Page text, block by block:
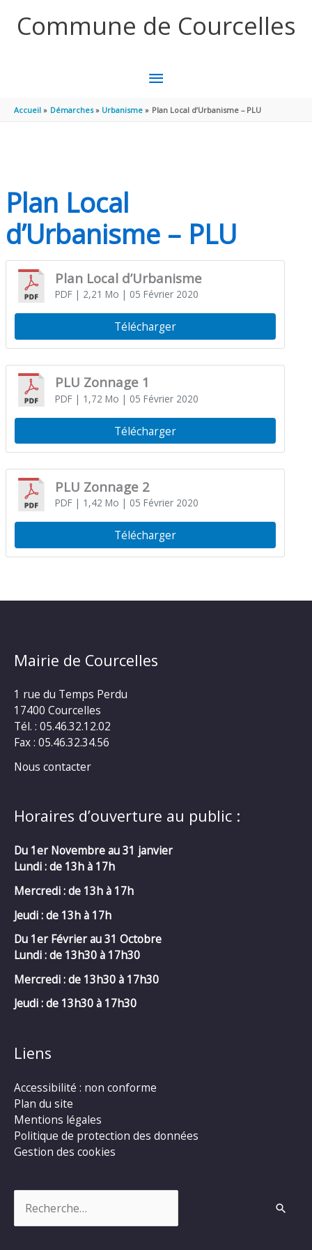
Commune de Courcelles
MENU
PRINCIPAL
Accueil Démarches Urbanisme Plan Local d’Urbanisme – PLU
Plan Local
d’Urbanisme – PLU
Plan Local d’Urbanisme
PDF| 2,21 Mo | 05 Février 2020
Télécharger
PLU Zonnage 1
PDF| 1,72 Mo | 05 Février 2020
Télécharger
PLU Zonnage 2
PDF| 1,42 Mo | 05 Février 2020
Télécharger
Mairie de Courcelles
1 rue du Temps Perdu
17400 Courcelles
Tél. : 05.46.32.12.02
Fax : 05.46.32.34.56
Nous contacter
Horaires d’ouverture au public :
Du 1er Novembre au 31 janvier
Lundi : de 13h à 17h
Mercredi :de 13h à 17h
Jeudi : de 13h à 17h
Du 1er Février au 31 Octobre
Lundi : de 13h30 à 17h30
Mercredi :de 13h30 à 17h30
Jeudi : de 13h30 à 17h30
Liens
Accessibilité : non conforme
Plan du site
Mentions légales
Politique de protection des données
Gestion des cookies